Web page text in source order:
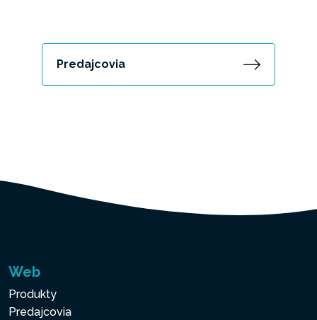
Predajcovia
Web
Produkty
Predajcovia